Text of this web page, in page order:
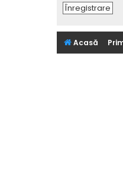
Înregistrare
Acasă